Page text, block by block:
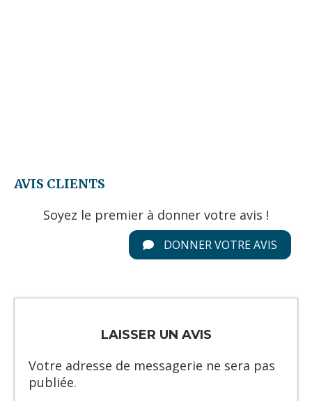
AVIS CLIENTS
Soyez le premier à donner votre avis !
DONNER VOTRE AVIS
LAISSER UN AVIS
Votre adresse de messagerie ne sera pas
publiée.